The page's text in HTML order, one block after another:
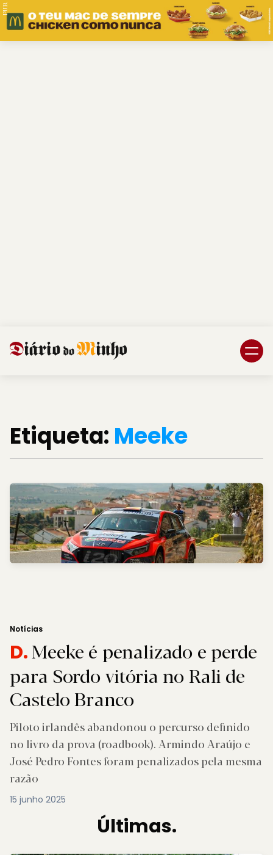
PUB.
Etiqueta: Meeke
Notícias
D.Meeke é penalizado e perde
para Sordo vitória no Rali de
Castelo Branco
Piloto irlandês abandonou o percurso definido
no livro da prova (roadbook). Armindo Araújo e
José Pedro Fontes foram penalizados pela mesma
razão
15 junho 2025
Últimas.